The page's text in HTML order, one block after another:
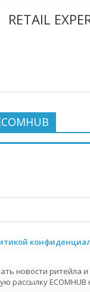
RETAIL
новости ритейла и
рассылку